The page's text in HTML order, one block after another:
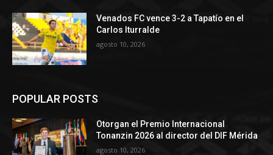
Venados FC vence 3-2 a Tapatío en el
Carlos Iturralde
agosto 10, 2026
POPULAR POSTS
Otorgan el Premio Internacional
Tonanzin 2026 al director del DIF Mérida
agosto 10, 2026